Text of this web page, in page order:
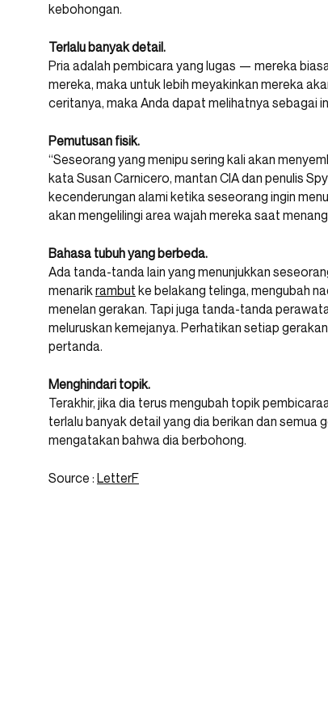
kebohongan.
Terlalu banyak detail.
Pria adalah pembicara yang lugas — mereka
mereka, maka untuk lebih meyakinkan mereka
ceritanya, maka Anda dapat melihatnya sebagai
Pemutusan fisik.
“Seseorang yang menipu sering kali akan
kata Susan Carnicero, mantan CIA dan penulis
kecenderungan alami ketika seseorang ingin
akan mengelilingi area wajah mereka saat
Bahasa tubuh yang berbeda.
Ada tanda-tanda lain yang menunjukkan
menarikrambut ke belakang telinga, mengubah
menelan gerakan. Tapi juga tanda-tanda
meluruskan kemejanya. Perhatikan setiap
pertanda.
Menghindari topik.
Terakhir, jika dia terus mengubah topik
terlalu banyak detail yang dia berikan dan semua
mengatakan bahwa dia berbohong.
Source : LetterF